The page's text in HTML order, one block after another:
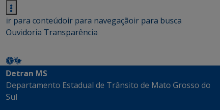
ir para conteúdoir para navegaçãoir para busca
Ouvidoria Transparência
Detran MS
Departamento Estadual de Trânsito de Mato Grosso do
Sul